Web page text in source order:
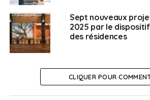
francophones, des milliards de
évènements sont également
journée partout à travers le monde :
spectacles, concours, tout est
programme, cliquer
CULTURE FEATURED
Sept nouveaux
2025 par le
des résidences
CLIQUER POUR